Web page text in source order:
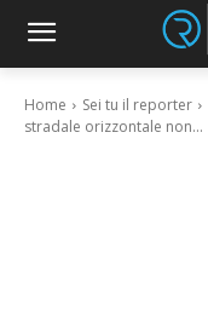
Home Sei tu il reporter
stradale orizzontale non...